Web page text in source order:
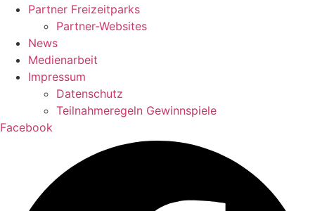
Partner Freizeitparks
Partner-Websites
News
Medienarbeit
Impressum
Datenschutz
Teilnahmeregeln Gewinnspiele
Facebook